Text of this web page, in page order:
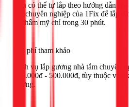
Bạn có thể tự lắp theo hướng dẫn
thợ chuyên nghiệp của 1Fix để lắp
và thẩm mỹ chỉ trong 30 phút.
Chi phí tham khảo
Dịch vụ lắp gương nhà tắm chuyên
250.000đ - 500.000đ, tùy thuộc vào
gương.